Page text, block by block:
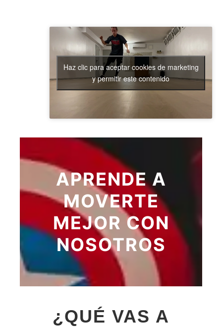
Haz clic para aceptar cookies de marketing
y permitir este contenido
APRENDE A
MOVERTE
MEJOR CON
NOSOTROS
¿QUÉ VAS A